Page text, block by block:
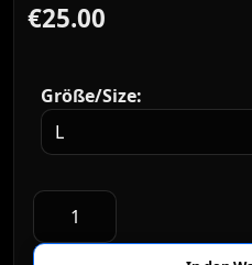
€25.00
Größe/Size: